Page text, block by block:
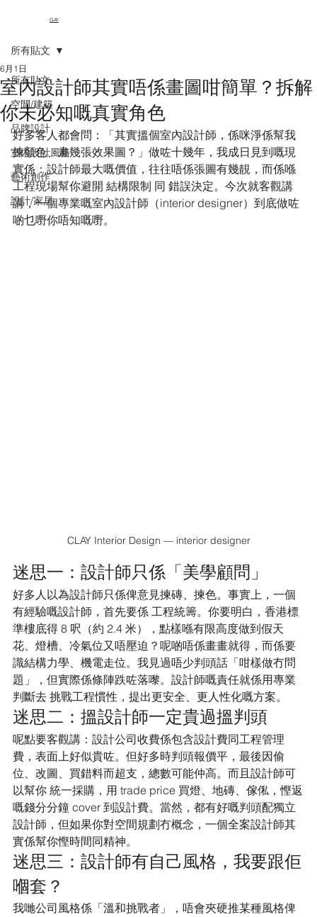
CLAY
所有貼文
空間/建築
品牌設計
室內設計風格
藝術創作
設計/家居
所有貼文
室內設計師其實唔係畫圖咁簡單？拆解
你未必知嘅真實角色
6月1日
好多客人都會問：「其實搵個室內設計師，係咪淨係幫我
揀顏色、畫幾張效果圖？」做咗十幾年，我成日見到嘅現
實係：設計師最大嘅價值，往往唔係張圖有幾靚，而係喺
工程現場幫你避開 結構限制 同 錯誤決定。今次就客觀講
講，一個專業嘅室內設計師（interior designer）到底做咗
啲乜嘢你唔知嘅嘢。
CLAY Interior Design — interior designer
迷思一：設計師只係「美學顧問」
好多人以為設計師只係俾意見揀磚、揀色。事實上，一個
有經驗嘅設計師，首先要係 工程統籌。你要明白，香港標
準樓底得 8 呎（約 2.4 米），點樣喺有限高度做到假天
花、燈槽、冷氣位又唔壓迫？呢啲唔係畫畫就得，而係要
識結構力學、機電走位。我見過唔少判頭話「咁樣做冇問
題」，但實際係條陣跌咗落嚟。設計師嘅責任就係用專業
判斷去 挑戰工程慣性，提出更安全、更人性化嘅方案。
迷思二：搵設計師一定貴過搵判頭
呢點要客觀講：設計公司收費係包含設計費同工程管理
費，表面上好似貴咗。但好多時判頭報價平，最後因偷
位、改圖、買錯料而超支，總數可能仲高。而且設計師可
以幫你 統一採購，用 trade price 買燈、地磚、傢俬，慳返
嘅錢分分鐘 cover 到設計費。當然，都有好嘅判頭配獨立
設計師，但如果你對空間規劃冇概念，一個全案設計師其
實係幫你慳時間同精神。
迷思三：設計師有自己風格，我要跟佢
嗰套？
我哋公司風格係「溫和挑戰者」，唔會夾硬推某種風格俾